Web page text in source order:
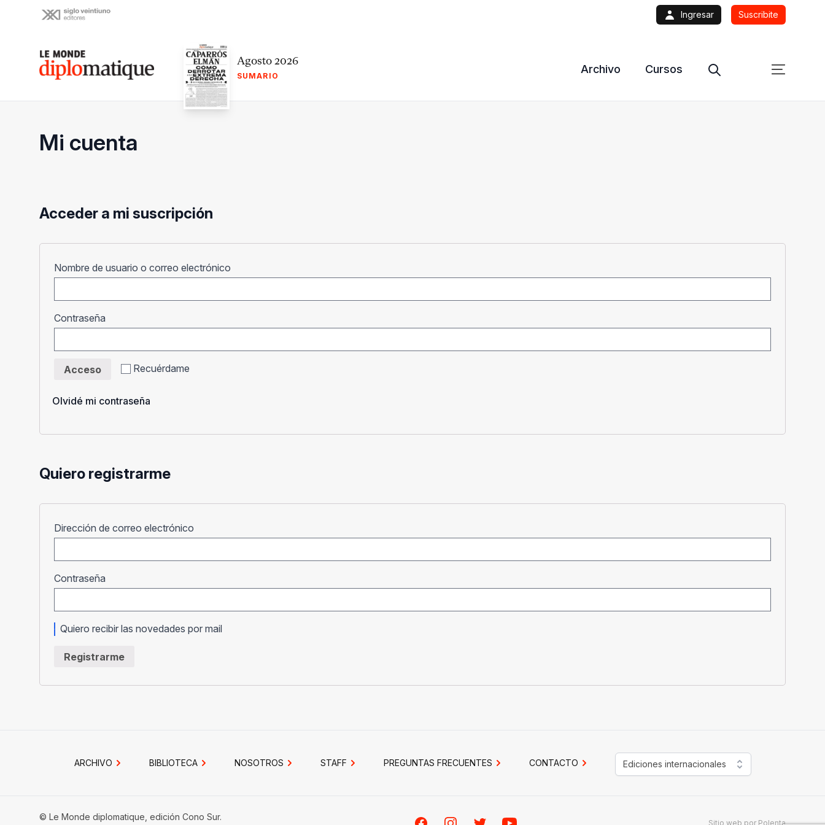
Ingresar Suscribite
Le monde diplomatique Agosto 2026
SUMARIO
Archivo Cursos
Mi cuenta
Acceder a mi suscripción
Nombre de usuario o correo electrónico
Contraseña
Recuérdame
Acceso
Olvidé mi contraseña
Quiero registrarme
Dirección de correo electrónico
Contraseña
Quiero recibir las novedades por mail
Registrarme
ARCHIVO BIBLIOTECA NOSOTROS STAFF PREGUNTAS FRECUENTES CONTACTO Ediciones internacionales
© Le Monde diplomatique, edición Cono Sur.
Sitio web por Polenta